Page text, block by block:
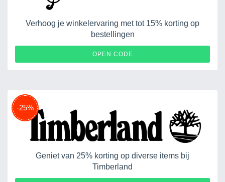
Verhoog je winkelervaring met tot 15% korting op
bestellingen
OPEN CODE
-25%
Geniet van 25% korting op diverse items bij
Timberland